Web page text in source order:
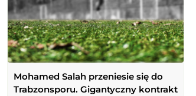
Mohamed Salah przeniesie się do
Trabzonsporu. Gigantyczny kontrakt